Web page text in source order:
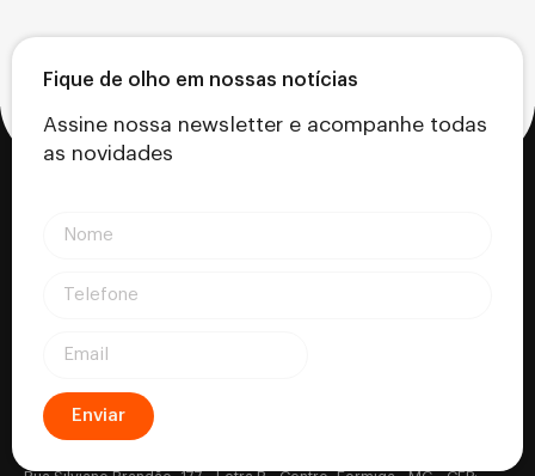
Fique de olho em nossas notícias
Assine nossa newsletter e acompanhe todas
as novidades
Enviar